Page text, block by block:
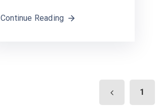
Continue Reading
1